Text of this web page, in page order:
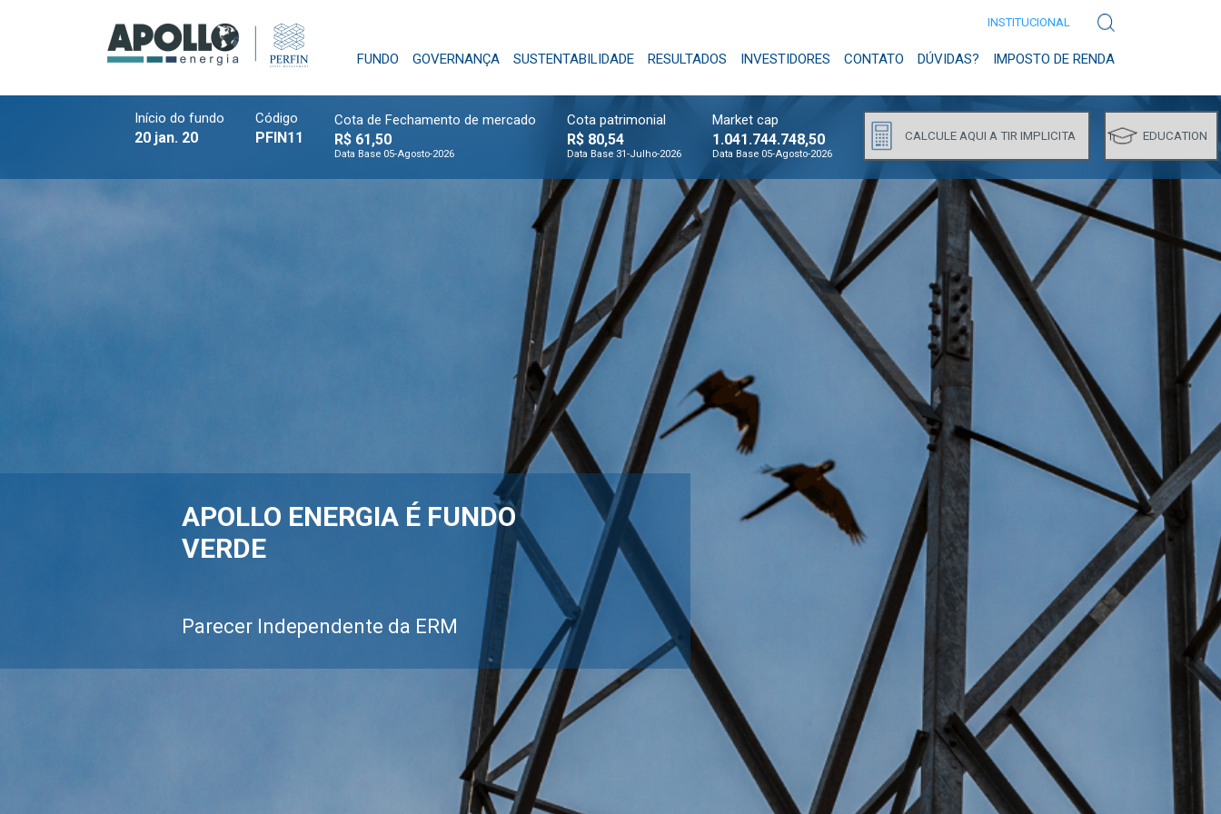
INSTITUCIONAL
FUNDO GOVERNANÇA SUSTENTABILIDADE RESULTADOS INVESTIDORES CONTATO DÚVIDAS? IMPOSTO DE RENDA
Início do fundo
20 jan. 20
Código
PFIN11
Cota de Fechamento de mercado
R$ 61,50
Data Base 05-Agosto-2026
Cota patrimonial
R$ 80,54
Data Base 31-Julho-2026
Market cap
1.041.744.748,50
Data Base 05-Agosto-2026
CALCULE AQUI A TIR IMPLICITA EDUCATION
UM DOS MAIORES FUNDOS DE
INFRAESTRUTURA NO SETOR
DE ENERGIA LISTADO NO
BRASIL
APOLLO ENERGIA É FUNDO
VERDE
Parecer Independente da ERM
PROJETO AVES
Patrocínio do livro ”aves de são Francisco Xavier”
durante a Construção da TSM